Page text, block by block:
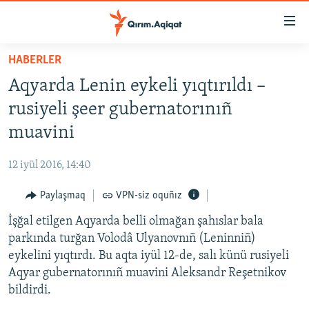
Esas
qaytmaq
Baş
navigatsiyağa
qaytmaq
Qıdıruvğa
qaytmaq
HABERLER
SİYASET
İQTİSADİYAT
MEDENİYET
İNSAN AQLARI
VİDEO
SÜRET
BLOGLAR
FİKİR
HABERLER
Aqyarda Lenin eykeli yıqtırıldı –
rusiyeli şeer gubernatorınıñ
muavini
12 iyül 2016, 14:40
Paylaşmaq VPN-siz oquñız
İşğal etilgen Aqyarda belli olmağan şahıslar bala
parkında turğan Volodâ Ulyanovnıñ (Leninniñ)
eykelini yıqtırdı. Bu aqta iyül 12-de, salı künü rusiyeli
Aqyar gubernatorınıñ muavini Aleksandr Reşetnikov
bildirdi.